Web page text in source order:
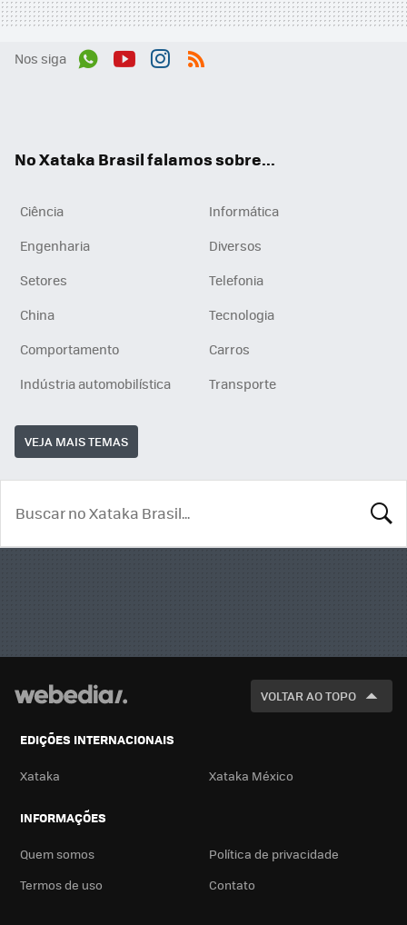
Nos siga
No Xataka Brasil falamos sobre...
Ciência
Informática
Engenharia
Diversos
Setores
Telefonia
China
Tecnologia
Comportamento
Carros
Indústria automobilística
Transporte
VEJA MAIS TEMAS
VOLTAR AO TOPO
EDIÇÕES INTERNACIONAIS
Xataka Xataka México
INFORMAÇÕES
Quem somos
Política de privacidade
Termos de uso
Contato